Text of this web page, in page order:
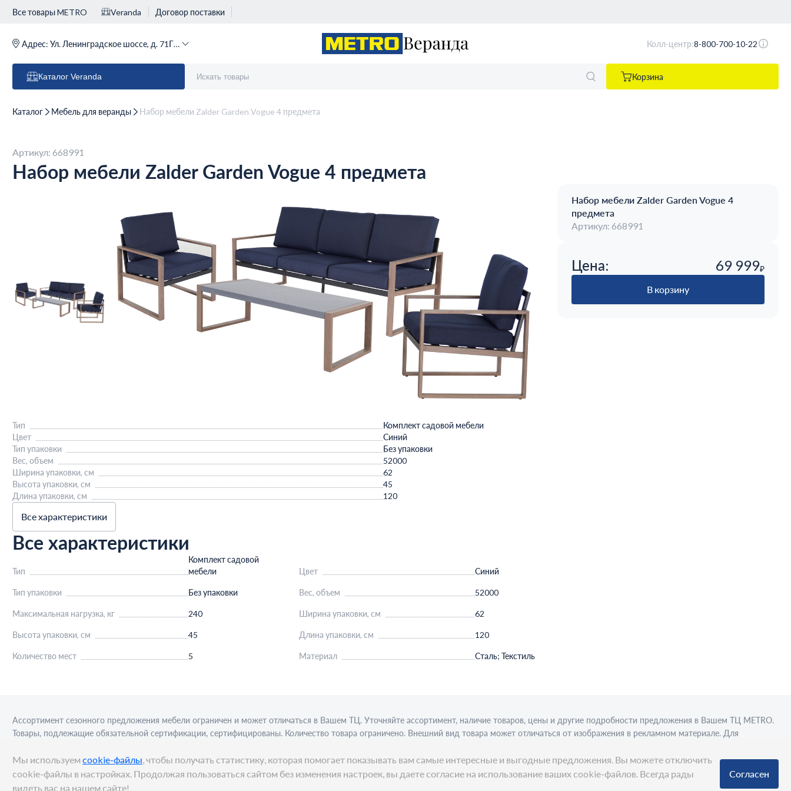
Все товары METRO Veranda Договор поставки
Адрес: Ул. Ленинградское шоссе, д. 71Г (м. Речной вокзал) Колл-центр:8-800-700-10-22
Каталог Veranda Корзина
Каталог Мебель для веранды Набор мебели Zalder Garden Vogue 4 предмета
Артикул: 668991
Набор мебели Zalder Garden Vogue 4 предмета
Тип
Комплект садовой мебели
Цвет
Синий
Тип упаковки
Без упаковки
Вес, объем
52000
Ширина упаковки, см
62
Высота упаковки, см
45
Длина упаковки, см
120
Все характеристики
Все характеристики
Тип
Комплект садовой
мебели
Цвет Синий
Тип упаковки Без упаковки Вес, объем 52000
Максимальная нагрузка, кг 240 Ширина упаковки, см 62
Высота упаковки, см 45 Длина упаковки, см 120
Количество мест 5 Материал Сталь; Текстиль
Набор мебели Zalder Garden Vogue 4
предмета
Артикул: 668991
Цена: 69 999₽
В корзину
Ассортимент сезонного предложения мебели ограничен и может отличаться в Вашем ТЦ. Уточняйте ассортимент, наличие товаров, цены и другие подробности предложения в Вашем ТЦ МЕТRО.
Товары, подлежащие обязательной сертификации, сертифицированы. Количество товара ограничено. Внешний вид товара может отличаться от изображения в рекламном материале. Для
Мы используем cookie-файлы, чтобы получать статистику, которая помогает показывать вам самые интересные и выгодные предложения. Вы можете отключить
cookie-файлы в настройках. Продолжая пользоваться сайтом без изменения настроек, вы даете согласие на использование ваших cookie-файлов. Всегда рады
видеть вас на нашем сайте!
Согласен